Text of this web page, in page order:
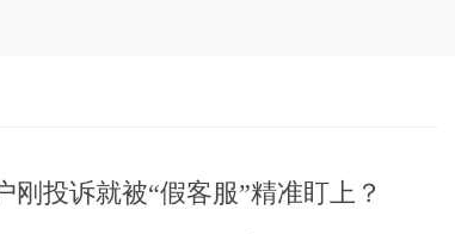
投诉就被“假客服”精准盯上？